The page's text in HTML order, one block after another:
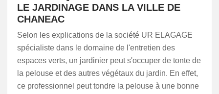
LE JARDINAGE DANS LA VILLE DE
CHANEAC
Selon les explications de la société UR ELAGAGE
spécialiste dans le domaine de l'entretien des
espaces verts, un jardinier peut s'occuper de tonte de
la pelouse et des autres végétaux du jardin. En effet,
ce professionnel peut tondre la pelouse à une bonne